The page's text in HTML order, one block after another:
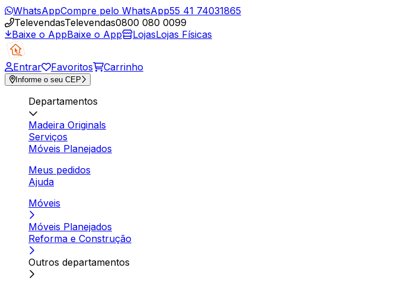
WhatsAppCompre pelo WhatsApp55 41 74031865
TelevendasTelevendas0800 080 0099
Baixe o AppBaixe o App LojasLojas Físicas
Entrar Favoritos Carrinho
Informe o seu CEP
Departamentos
Madeira Originals
Serviços
Móveis Planejados
Meus pedidos
Ajuda
Móveis
Móveis Planejados
Reforma e Construção
Outros departamentos